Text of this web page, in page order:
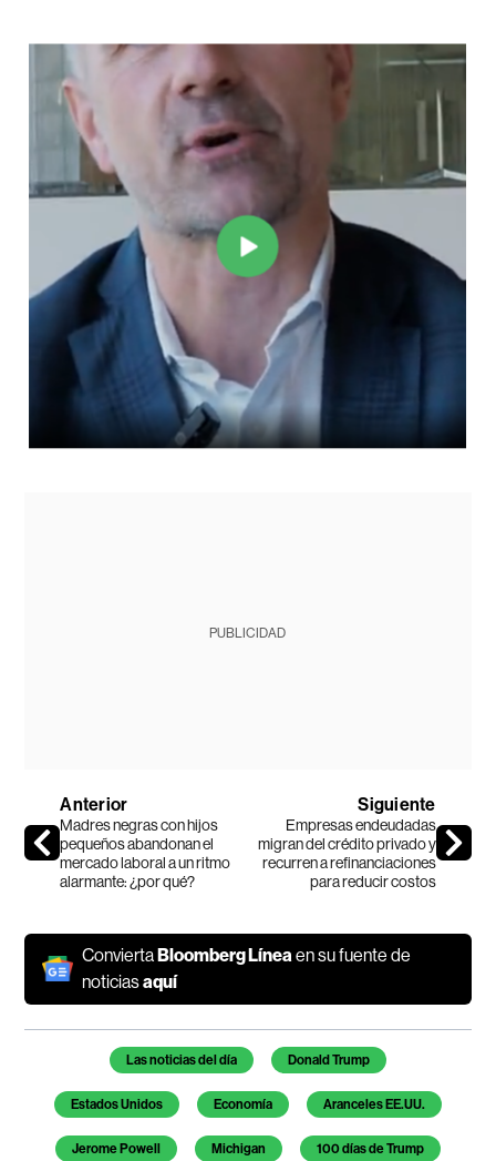
PUBLICIDAD
Anterior
Madres negras con hijos
pequeños abandonan el
mercado laboral a un ritmo
alarmante: ¿por qué?
Siguiente
Empresas endeudadas
migran del crédito privado y
recurren a refinanciaciones
para reducir costos
ConviertaBloomberg Líneaen su fuente de
noticiasaquí
Temas de este artículo
Las noticias del día Donald Trump
Estados Unidos Economía Aranceles EE.UU.
Jerome Powell Michigan 100 días de Trump